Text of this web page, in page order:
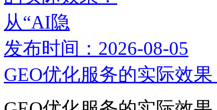
发布时间：2026-08-05
GEO优化服务的实际效